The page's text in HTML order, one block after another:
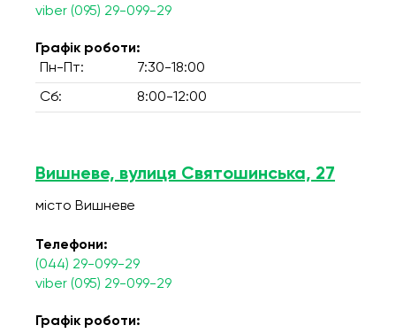
viber (095) 29-099-29
Графік роботи:
Пн-Пт:
7:30-18:00
Сб: 8:00-12:00
Вишневе, вулиця Святошинська, 27
місто Вишневе
Телефони:
(044) 29-099-29
viber (095) 29-099-29
Графік роботи: